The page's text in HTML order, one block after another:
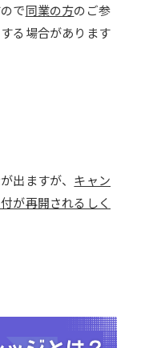
で同業の方のご参
る場合があります
出ますが、 キャン
が再開されるしく